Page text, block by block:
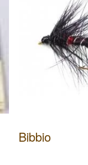
Bibbio